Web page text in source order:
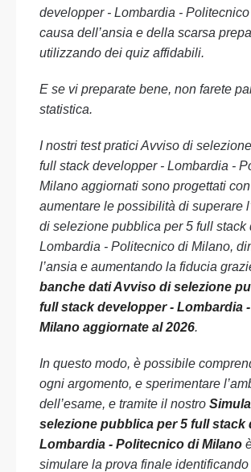
developper - Lombardia -
causa dell’ansia e della scarsa
utilizzando dei quiz affidabili.
E se vi preparate bene, non farete
statistica.
I nostri test pratici Avviso di
full stack developper - Lombardia -
Milano aggiornati sono progettati
aumentare le possibilità di superare
di selezione pubblica per 5 full stack
Lombardia - Politecnico di Milano,
l’ansia e aumentando la fiducia
banche dati Avviso di selezione
full stack developper - Lombardia
Milano aggiornate al 2026.
In questo modo, è possibile
ogni argomento, e sperimentare
dell’esame, e tramite il nostro
selezione pubblica per 5 full stack
Lombardia - Politecnico di Milano
simulare la prova finale